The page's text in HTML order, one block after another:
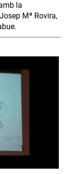
la
Mª Rovira,